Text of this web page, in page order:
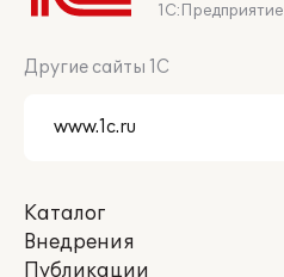
1С:Предприятие
Другие сайты 1С
Каталог
Внедрения
Публикации